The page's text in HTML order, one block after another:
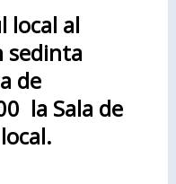
local al
sedinta
de
la Sala de